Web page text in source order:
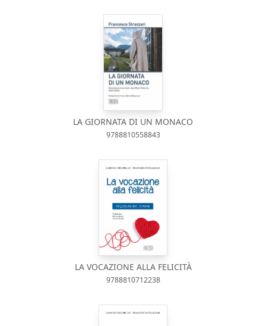
LA GIORNATA DI UN MONACO
9788810558843
LA VOCAZIONE ALLA FELICITÀ
9788810712238